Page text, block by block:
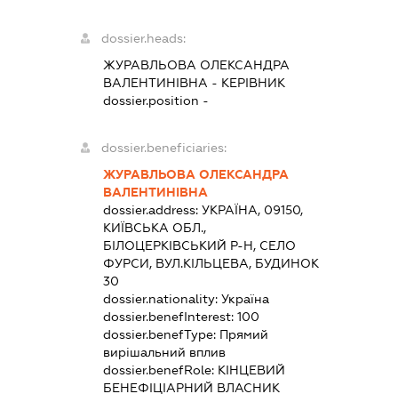
dossier.heads:
ЖУРАВЛЬОВА ОЛЕКСАНДРА
ВАЛЕНТИНІВНА - КЕРІВНИК
dossier.position -
dossier.beneficiaries:
ЖУРАВЛЬОВА ОЛЕКСАНДРА
ВАЛЕНТИНІВНА
dossier.address:УКРАЇНА, 09150,
КИЇВСЬКА ОБЛ.,
БІЛОЦЕРКІВСЬКИЙ Р-Н, СЕЛО
ФУРСИ, ВУЛ.КІЛЬЦЕВА, БУДИНОК
30
dossier.nationality:Україна
dossier.benefInterest:100
dossier.benefType: Прямий
вирішальний вплив
dossier.benefRole: КІНЦЕВИЙ
БЕНЕФІЦІАРНИЙ ВЛАСНИК